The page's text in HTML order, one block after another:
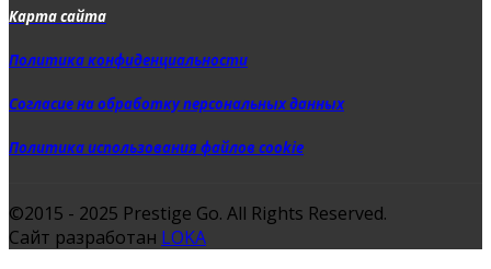
Карта сайта
Политика конфиденциальности
Согласие на обработку персональных данных
Политика использования файлов cookie
©2015 - 2025 Prestige Go. All Rights Reserved.
Сайт разработан LOKA